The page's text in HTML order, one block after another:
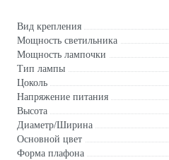
Вид крепления
Мощность светильника
Мощность лампочки
Тип лампы
Цоколь
Напряжение питания
Высота
Диаметр/Ширина
Основной цвет
Форма плафона